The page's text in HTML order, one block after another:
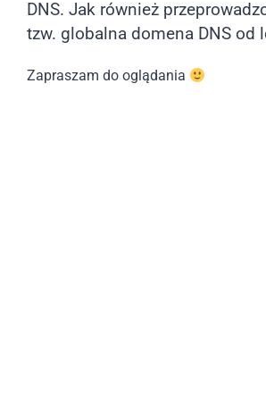
DNS. Jak również
tzw. globalna domena DNS od
Zapraszam do oglądania